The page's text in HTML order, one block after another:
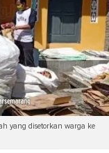
yang disetorkan warga ke